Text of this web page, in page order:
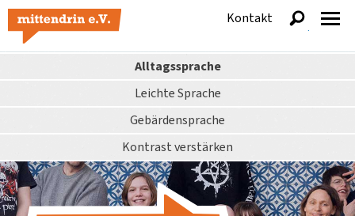
Alltagssprache
Leichte Sprache
Gebärdensprache
Kontrastverstärken
Kontakt
anzeigen